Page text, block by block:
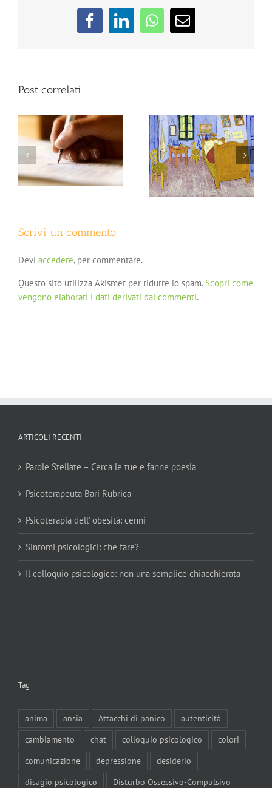
FacebookLinkedInWhatsApp
Email
Post correlati
Le 12 stanze della tua
vita – Seminario
Psiche in Chat – Ansia
e Attacchi di panico
Scrivi un commento
Devi accedere, per commentare.
Questo sito utilizza Akismet per ridurre lo spam. Scopri come
vengono elaborati i dati derivati dai commenti.
ARTICOLI RECENTI
Parole Stellate – Cerca le tue e fanne poesia
Psicoterapeuta Bari Rubrica
Psicoterapia dell’ obesità: cenni
Sintomi psicologici: che fare?
Il colloquio psicologico: non una semplice chiacchierata
Tag
anima ansia Attacchi di panico
autenticità
cambiamento
chat colloquio psicologico
colori
comunicazione
depressione
desiderio
disagio psicologico
Disturbo Ossessivo-Compulsivo